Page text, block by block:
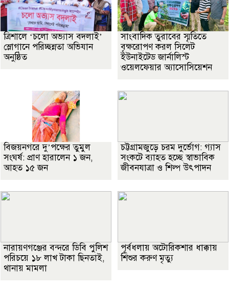
‎ত্রিশালে ‘চলো অভ্যাস বদলাই’
স্লোগানে পরিচ্ছন্নতা অভিযান
অনুষ্ঠিত
সাংবাদিক তুরাবের স্মৃতিতে
বৃক্ষরোপণ করল সিলেট
ইউনাইটেড জার্নালিস্ট
ওয়েলফেয়ার অ্যাসোসিয়েশন
বিজয়নগরে দু’পক্ষের তুমুল
সংঘর্ষ: প্রাণ হারালেন ১ জন,
আহত ১৫ জন
চট্টগ্রামজুড়ে চরম দুর্ভোগ: গ্যাস
সংকটে ব্যাহত হচ্ছে স্বাভাবিক
জীবনযাত্রা ও শিল্প উৎপাদন
নারায়ণগঞ্জের বন্দরে ডিবি পুলিশ
পরিচয়ে ১৮ লাখ টাকা ছিনতাই,
থানায় মামলা
পূর্বধলায় অটোরিকশার ধাক্কায়
শিশুর করুণ মৃত্যু